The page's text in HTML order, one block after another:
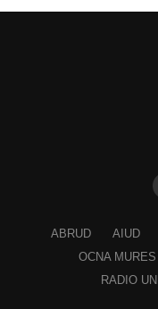
ABRUD AIUD
OCNA MURES
RADIO